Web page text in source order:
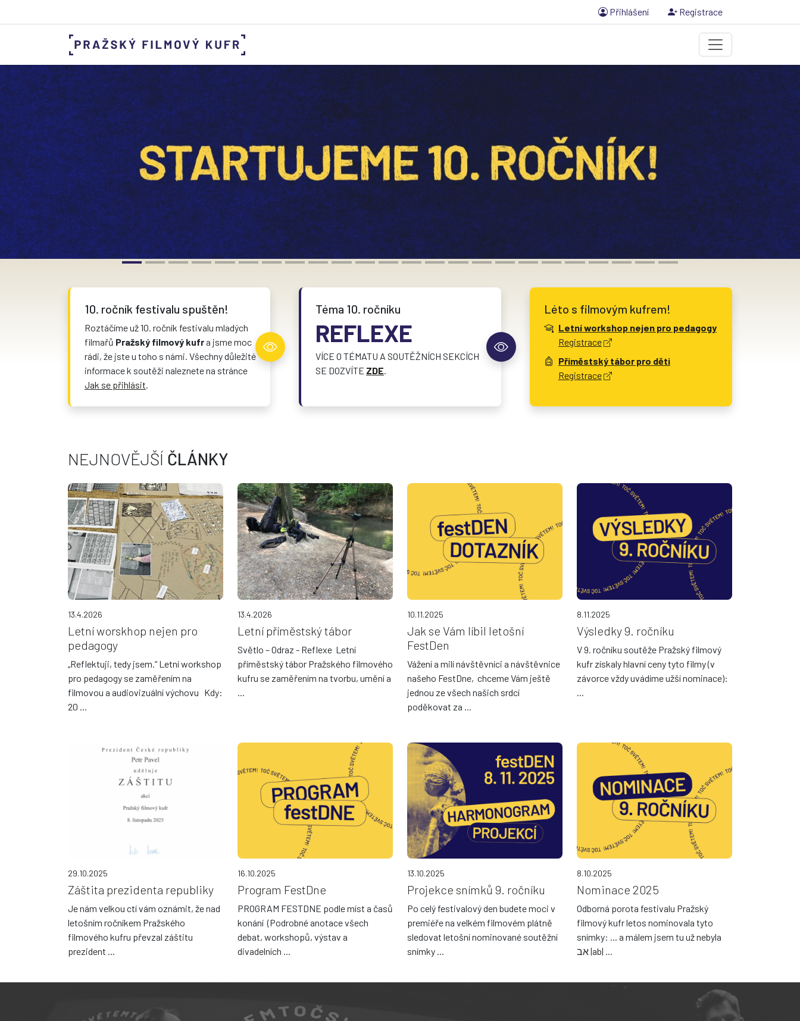
Přihlášení Registrace
10. ročník festivalu spuštěn!
Roztáčíme už 10. ročník festivalu mladých
filmařů Pražský filmový kufra jsme moc
rádi, že jste u toho s námi. Všechny důležité
informace k soutěži naleznete na stránce
Jak se přihlásit.
Téma 10. ročníku
REFLEXE
VÍCE O TÉMATU A SOUTĚŽNÍCH SEKCÍCH
SE DOZVÍTE ZDE.
Léto s filmovým kufrem!
Letní workshop nejen pro pedagogy
Registrace
Příměstský tábor pro děti
Registrace
NEJNOVĚJŠÍ ČLÁNKY
13.4.2026
Letní worskhop nejen pro
pedagogy
„Reflektuji, tedy jsem.“ Letní workshop
pro pedagogy se zaměřením na
filmovou a audiovizuální výchovu Kdy:
20 ...
13.4.2026
Letní příměstský tábor
Světlo – Odraz - Reflexe Letní
příměstský tábor Pražského filmového
kufru se zaměřením na tvorbu, umění a
10.11.2025
Jak se Vám líbil letošní
FestDen
Vážení a milí návštěvníci a návštěvnice
našeho FestDne, chceme Vám ještě
jednou ze všech našich srdcí
poděkovat za ...
8.11.2025
Výsledky 9. ročníku
V 9. ročníku soutěže Pražský filmový
kufr získaly hlavní ceny tyto filmy (v
závorce vždy uvádíme užší nominace):
29.10.2025
Záštita prezidenta republiky
Je nám velkou ctí vám oznámit, že nad
letošním ročníkem Pražského
filmového kufru převzal záštitu
prezident ...
16.10.2025
Program FestDne
PROGRAM FESTDNE podle míst a časů
konání (Podrobné anotace všech
debat, workshopů, výstav a
divadelních ...
13.10.2025
Projekce snímků 9. ročníku
Po celý festivalový den budete moci v
premiéře na velkém filmovém plátně
sledovat letošní nominované soutěžní
snímky ...
8.10.2025
Nominace 2025
Odborná porota festivalu Pražský
filmový kufr letos nominovala tyto
snímky: ... a málem jsem tu už nebyla
אב |ab| ...